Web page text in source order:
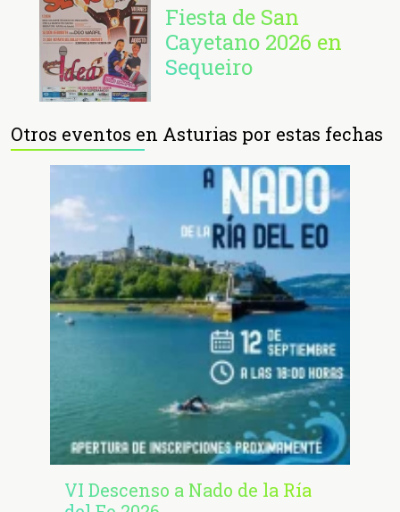
Fiesta de San
Cayetano 2026 en
Sequeiro
Otros eventos en Asturias por estas fechas
VI Descenso a Nado de la Ría